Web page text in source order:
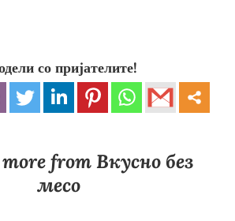
со пријателите!
from Вкусно без
месо